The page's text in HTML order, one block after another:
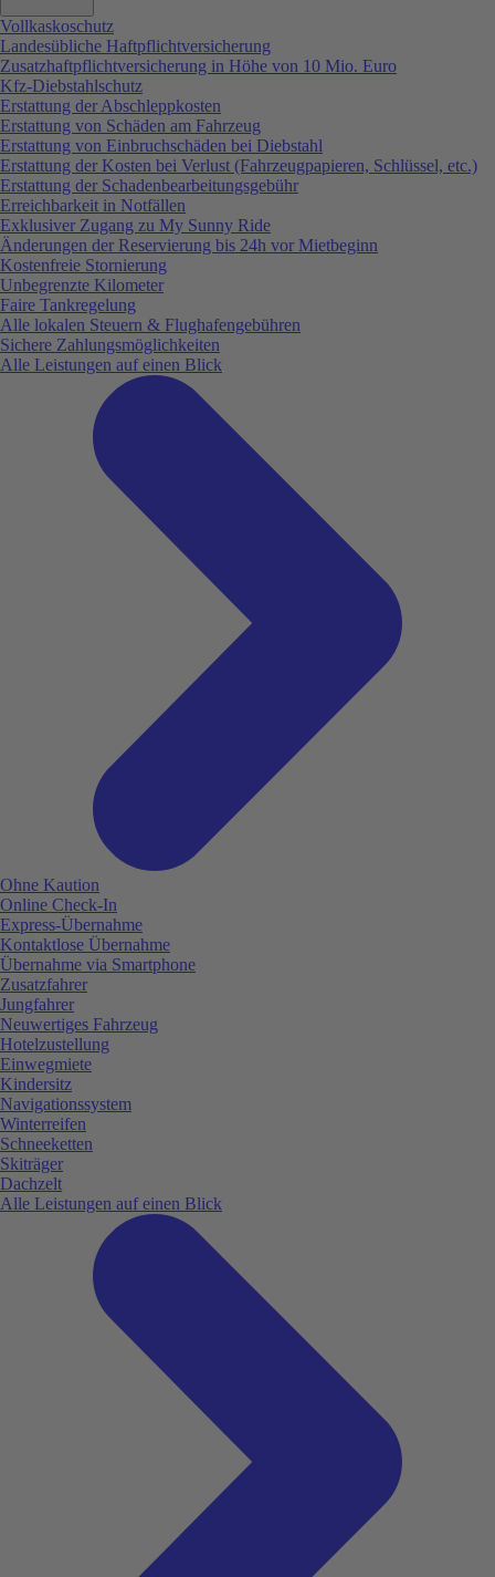
Vollkaskoschutz
Landesübliche Haftpflichtversicherung
Zusatzhaftpflichtversicherung in Höhe von 10 Mio. Euro
Kfz-Diebstahlschutz
Erstattung der Abschleppkosten
Erstattung von Schäden am Fahrzeug
Erstattung von Einbruchschäden bei Diebstahl
Erstattung der Kosten bei Verlust (Fahrzeugpapieren, Schlüssel, etc.)
Erstattung der Schadenbearbeitungsgebühr
Erreichbarkeit in Notfällen
Exklusiver Zugang zu My Sunny Ride
Änderungen der Reservierung bis 24h vor Mietbeginn
Kostenfreie Stornierung
Unbegrenzte Kilometer
Faire Tankregelung
Alle lokalen Steuern & Flughafengebühren
Sichere Zahlungsmöglichkeiten
Alle Leistungen auf einen Blick
Ohne Kaution
Online Check-In
Express-Übernahme
Kontaktlose Übernahme
Übernahme via Smartphone
Zusatzfahrer
Jungfahrer
Neuwertiges Fahrzeug
Hotelzustellung
Einwegmiete
Kindersitz
Navigationssystem
Winterreifen
Schneeketten
Skiträger
Dachzelt
Alle Leistungen auf einen Blick